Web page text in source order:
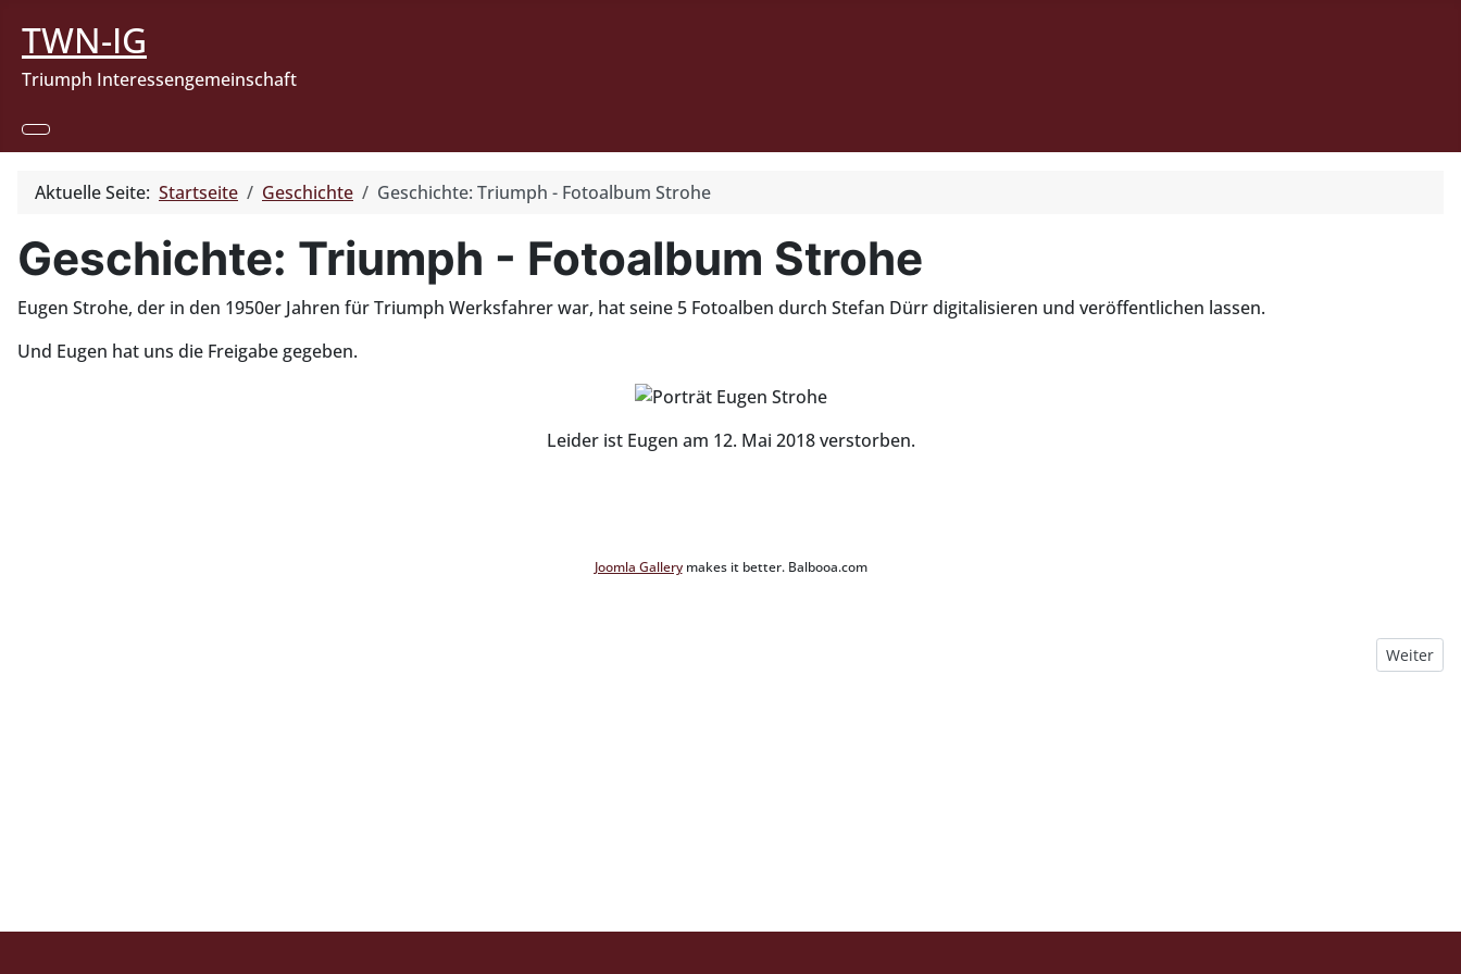
TWN-IG
Triumph Interessengemeinschaft
Aktuelle Seite: Startseite Geschichte Geschichte: Triumph - Fotoalbum Strohe
Geschichte: Triumph - Fotoalbum Strohe
Eugen Strohe, der in den 1950er Jahren für Triumph Werksfahrer war, hat seine 5 Fotoalben durch Stefan Dürr digitalisieren und veröffentlichen lassen.
Und Eugen hat uns die Freigabe gegeben.
Leider ist Eugen am 12. Mai 2018 verstorben.
Joomla Gallerymakes it better. Balbooa.com
Nächster
Weiter